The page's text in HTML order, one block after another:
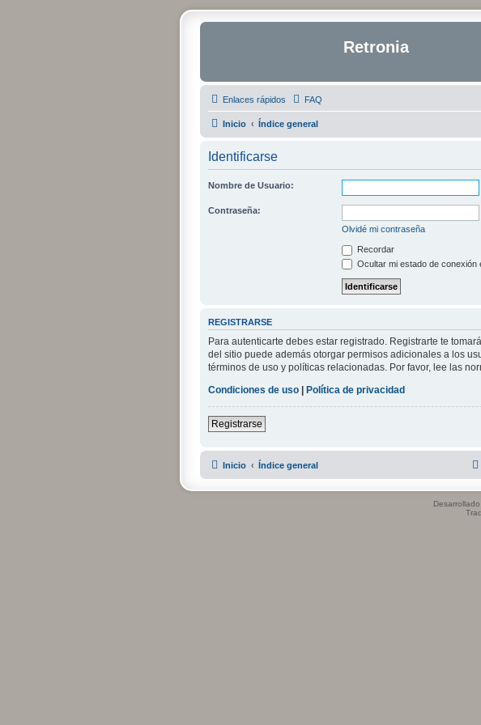
Retronia
Enlaces rápidos FAQ
Inicio Índice general
Identificarse
Nombre de Usuario:
Contraseña:
Olvidé mi contraseña
Recordar
Ocultar mi estado de conexión
REGISTRARSE
Para autenticarte debes estar registrado. Registrarte te
del sitio puede además otorgar permisos adicionales a los
términos de uso y políticas relacionadas. Por favor, lee las
Condiciones de uso | Política de privacidad
Registrarse
Inicio Índice general